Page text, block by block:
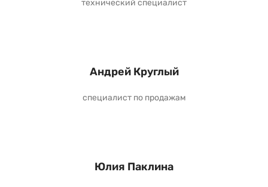
технический специалист
Андрей Круглый
специалист по продажам
Юлия Паклина